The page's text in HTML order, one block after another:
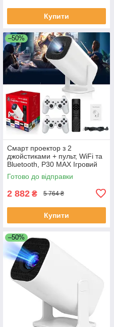
Купити
–50%
Смарт проектор з 2
джойстиками + пульт, WiFi та
Bluetooth, Р30 МАХ Ігровий
проектор для дому приставка
UX-20
Готово до відправки
2 882 ₴ 5 764 ₴
Купити
–50%